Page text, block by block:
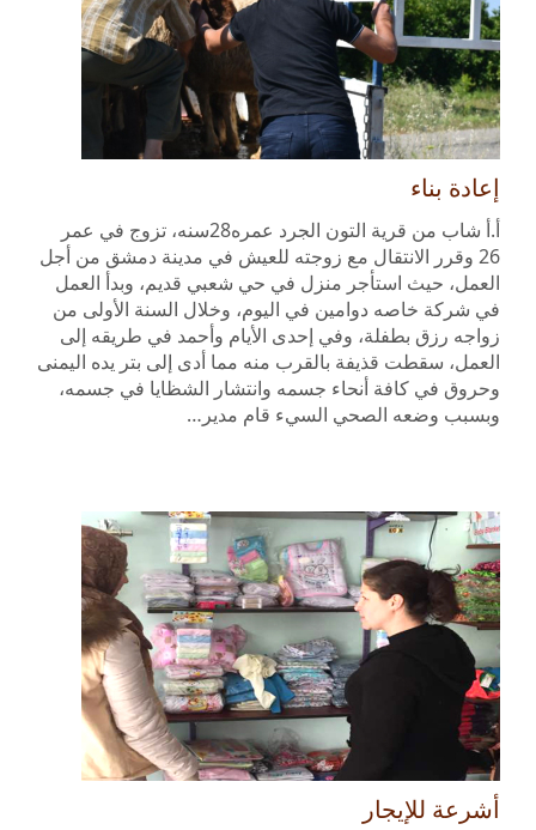
إعادة بناء
أ.أ شاب من قرية التون الجرد عمره28سنه، تزوج في عمر
26 وقرر الانتقال مع زوجته للعيش في مدينة دمشق من أجل
العمل، حيث استأجر منزل في حي شعبي قديم، وبدأ العمل
في شركة خاصه دوامين في اليوم، وخلال السنة الأولى من
زواجه رزق بطفلة، وفي إحدى الأيام وأحمد في طريقه إلى
العمل، سقطت قذيفة بالقرب منه مما أدى إلى بتر يده اليمنى
وحروق في كافة أنحاء جسمه وانتشار الشظايا في جسمه،
وبسبب وضعه الصحي السيء قام مدير…
أشرعة للإيجار